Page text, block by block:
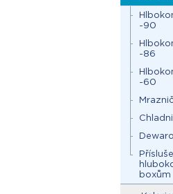
-90
-86
-60
boxům